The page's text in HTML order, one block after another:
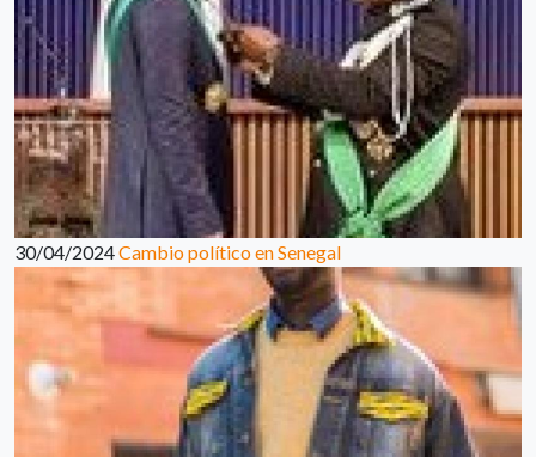
30/04/2024Cambio político en Senegal